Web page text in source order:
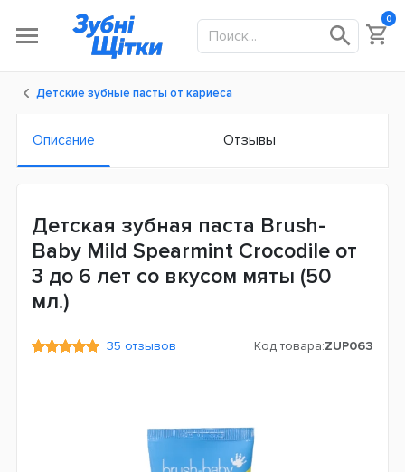
0
Детские зубные пасты от кариеса
Описание Отзывы
Детская зубная паста Brush-
Baby Mild Spearmint Crocodile от
3 до 6 лет со вкусом мяты (50
мл.)
35 отзывов Код товара:ZUP063